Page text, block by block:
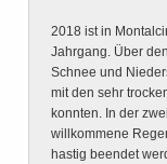
2018 ist in
Jahrgang. Über
Schnee und
mit den sehr
konnten. In der
willkommene
hastig beendet